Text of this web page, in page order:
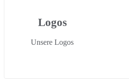
Logos
Unsere Logos